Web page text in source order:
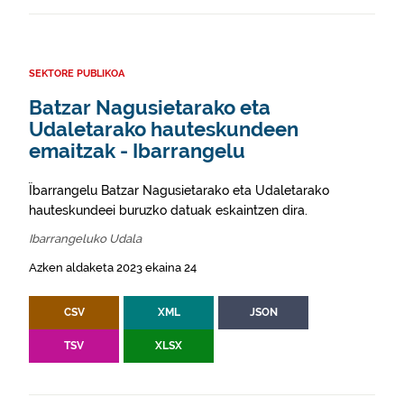
SEKTORE PUBLIKOA
Batzar Nagusietarako eta
Udaletarako hauteskundeen
emaitzak - Ibarrangelu
Ïbarrangelu Batzar Nagusietarako eta Udaletarako
hauteskundeei buruzko datuak eskaintzen dira.
Ibarrangeluko Udala
Azken aldaketa 2023 ekaina 24
CSV XML JSON
TSV XLSX